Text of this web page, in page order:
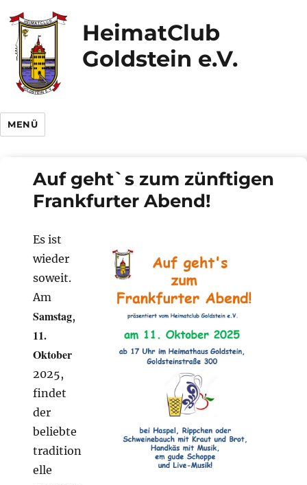
HeimatClub
Goldstein e.V.
MENÜ
Auf geht`s zum zünftigen
Frankfurter Abend!
Es ist
wieder
soweit.
Am
Samstag,
11.
Oktober
2025,
findet
der
beliebte
tradition
elle